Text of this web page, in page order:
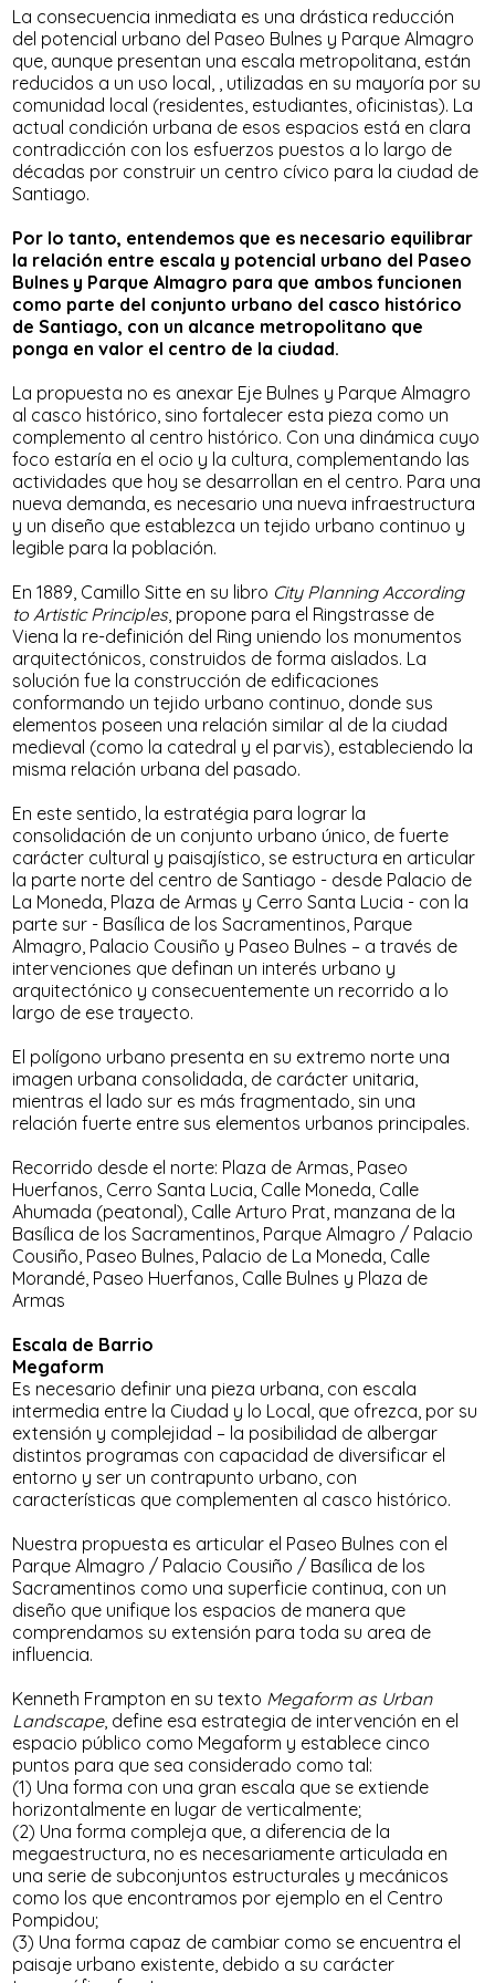
La consecuencia inmediata es una drástica reducción
del potencial urbano del Paseo Bulnes y Parque Almagro
que, aunque presentan una escala metropolitana, están
reducidos a un uso local, , utilizadas en su mayoría por su
comunidad local (residentes, estudiantes, oficinistas). La
actual condición urbana de esos espacios está en clara
contradicción con los esfuerzos puestos a lo largo de
décadas por construir un centro cívico para la ciudad de
Santiago.
Por lo tanto, entendemos que es necesario equilibrar
la relación entre escala y potencial urbano del Paseo
Bulnes y Parque Almagro para que ambos funcionen
como parte del conjunto urbano del casco histórico
de Santiago, con un alcance metropolitano que
ponga en valor el centro de la ciudad.
La propuesta no es anexar Eje Bulnes y Parque Almagro
al casco histórico, sino fortalecer esta pieza como un
complemento al centro histórico. Con una dinámica cuyo
foco estaría en el ocio y la cultura, complementando las
actividades que hoy se desarrollan en el centro. Para una
nueva demanda, es necesario una nueva infraestructura
y un diseño que establezca un tejido urbano continuo y
legible para la población.
En 1889, Camillo Sitte en su libro City Planning According
to Artistic Principles, propone para el Ringstrasse de
Viena la re-definición del Ring uniendo los monumentos
arquitectónicos, construidos de forma aislados. La
solución fue la construcción de edificaciones
conformando un tejido urbano continuo, donde sus
elementos poseen una relación similar al de la ciudad
medieval (como la catedral y el parvis), estableciendo la
misma relación urbana del pasado.
En este sentido, la estratégia para lograr la
consolidación de un conjunto urbano único, de fuerte
carácter cultural y paisajístico, se estructura en articular
la parte norte del centro de Santiago - desde Palacio de
La Moneda, Plaza de Armas y Cerro Santa Lucia - con la
parte sur - Basílica de los Sacramentinos, Parque
Almagro, Palacio Cousiño y Paseo Bulnes – a través de
intervenciones que definan un interés urbano y
arquitectónico y consecuentemente un recorrido a lo
largo de ese trayecto.
El polígono urbano presenta en su extremo norte una
imagen urbana consolidada, de carácter unitaria,
mientras el lado sur es más fragmentado, sin una
relación fuerte entre sus elementos urbanos principales.
Recorrido desde el norte: Plaza de Armas, Paseo
Huerfanos, Cerro Santa Lucia, Calle Moneda, Calle
Ahumada (peatonal), Calle Arturo Prat, manzana de la
Basílica de los Sacramentinos, Parque Almagro / Palacio
Cousiño, Paseo Bulnes, Palacio de La Moneda, Calle
Morandé, Paseo Huerfanos, Calle Bulnes y Plaza de
Armas
Escala de Barrio
Megaform
Es necesario definir una pieza urbana, con escala
intermedia entre la Ciudad y lo Local, que ofrezca, por su
extensión y complejidad – la posibilidad de albergar
distintos programas con capacidad de diversificar el
entorno y ser un contrapunto urbano, con
características que complementen al casco histórico.
Nuestra propuesta es articular el Paseo Bulnes con el
Parque Almagro / Palacio Cousiño / Basílica de los
Sacramentinos como una superficie continua, con un
diseño que unifique los espacios de manera que
comprendamos su extensión para toda su area de
influencia.
Kenneth Frampton en su texto Megaform as Urban
Landscape, define esa estrategia de intervención en el
espacio público como Megaform y establece cinco
puntos para que sea considerado como tal:
(1) Una forma con una gran escala que se extiende
horizontalmente en lugar de verticalmente;
(2) Una forma compleja que, a diferencia de la
megaestructura, no es necesariamente articulada en
una serie de subconjuntos estructurales y mecánicos
como los que encontramos por ejemplo en el Centro
Pompidou;
(3) Una forma capaz de cambiar como se encuentra el
paisaje urbano existente, debido a su carácter